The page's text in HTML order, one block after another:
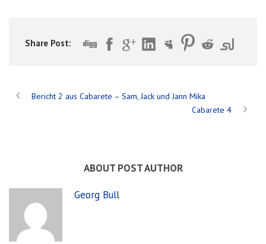
Share Post:
Bericht 2 aus Cabarete – Sam, Jack und Jann Mika
Cabarete 4
ABOUT POST AUTHOR
Georg Bull